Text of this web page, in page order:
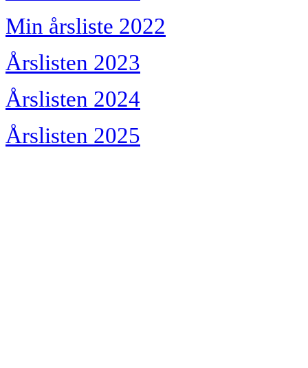
Min årsliste 2022
Årslisten 2023
Årslisten 2024
Årslisten 2025